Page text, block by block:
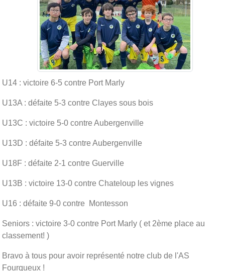
U14 : victoire 6-5 contre Port Marly
U13A : défaite 5-3 contre Clayes sous bois
U13C : victoire 5-0 contre Aubergenville
U13D : défaite 5-3 contre Aubergenville
U18F : défaite 2-1 contre Guerville
U13B : victoire 13-0 contre Chateloup les vignes
U16 : défaite 9-0 contre Montesson
Seniors : victoire 3-0 contre Port Marly ( et 2ème place au
classement! )
Bravo à tous pour avoir représenté notre club de l'AS
Fourqueux !